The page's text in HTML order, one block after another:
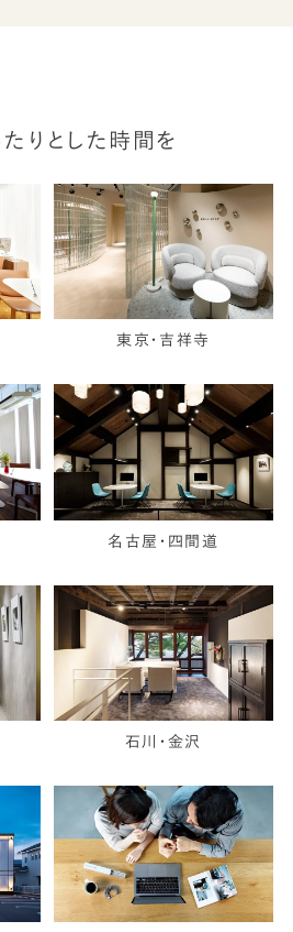
りとした時間を
東京・吉祥寺
名古屋・四間道
石川・金沢